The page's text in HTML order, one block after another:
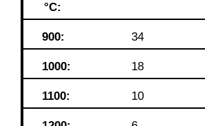
°C:
900: 34
1000: 18
1100: 10